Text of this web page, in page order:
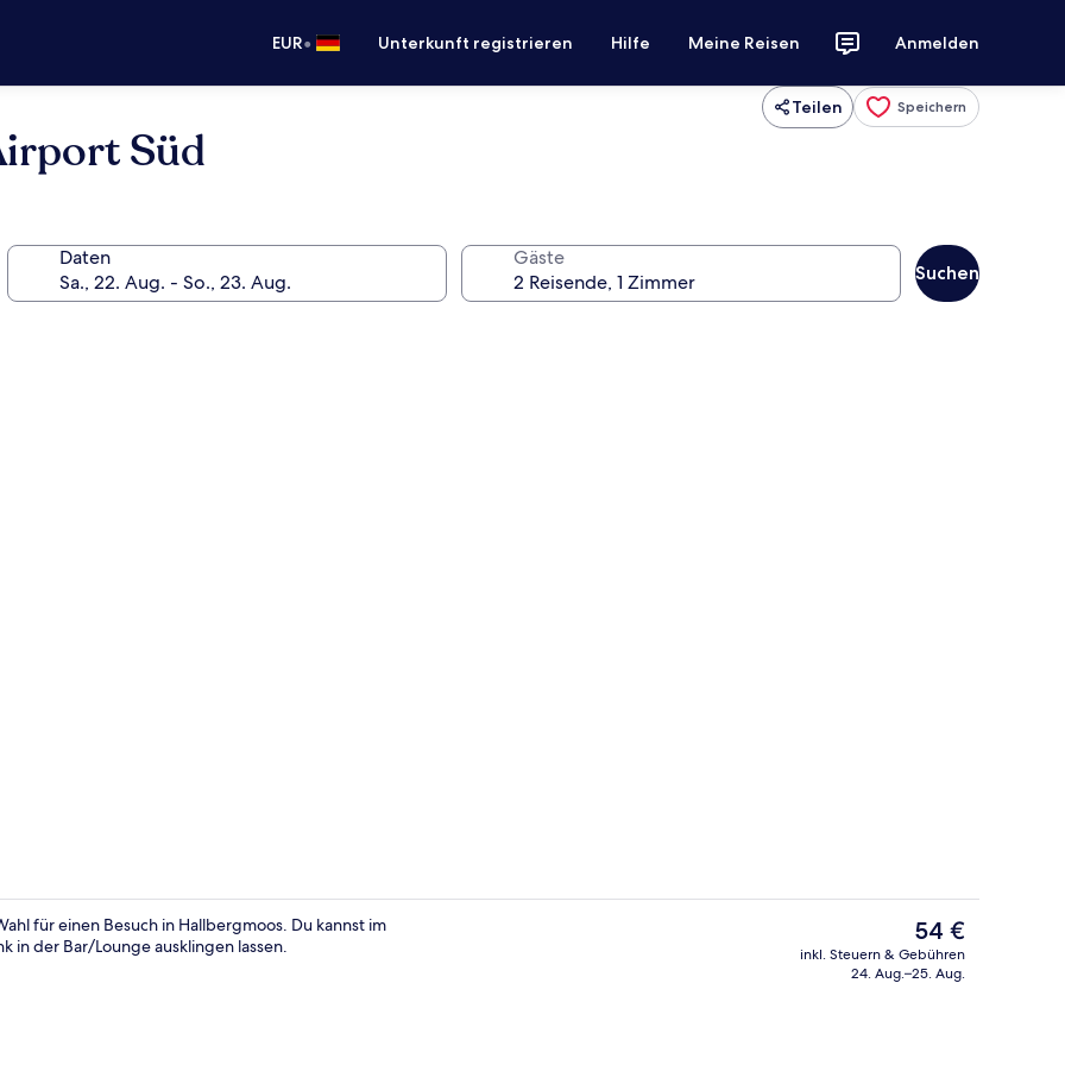
EUR• Unterkunft registrieren Hilfe Meine Reisen Anmelden
Teilen Speichern
Süd
Daten Gäste
Suchen
Doppelzimmer, rollstuhlgeeignete Dusche | Schallisolierte Zimmer, kostenloses WLAN,
Tägliches Frühstücksbuffet gegen
für einen Besuch in Hallbergmoos. Du kannst im
in der Bar/Lounge ausklingen lassen.
Der
aktuelle
Preis
54 €
inkl. Steuern & Gebühren
24. Aug.–25. Aug.